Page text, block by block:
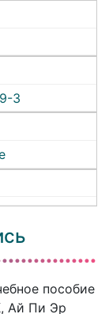
3
пособие
Ай Пи Эр